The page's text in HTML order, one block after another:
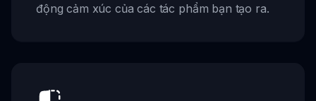
động cảm xúc của các tác phẩm bạn tạo ra.